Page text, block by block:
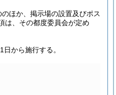
ほか、掲示場の設置及びポス
は、その都度委員会が定め
から施行する。